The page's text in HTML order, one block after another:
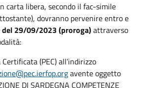
carta libera, secondo il fac-simile
dovranno pervenire entro e
del 29/09/2023 (proroga)attraverso
(PEC) all’indirizzo
avente oggetto
DI SARDEGNA COMPETENZE